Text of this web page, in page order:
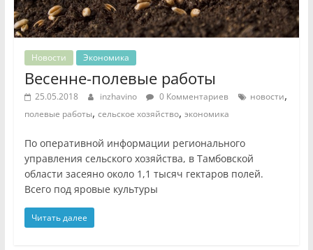
Новости Экономика
Весенне-полевые работы
25.05.2018 inzhavino 0 Комментариев новости,
полевые работы, сельское хозяйство, экономика
По оперативной информации регионального
управления сельского хозяйства, в Тамбовской
области засеяно около 1,1 тысяч гектаров полей.
Всего под яровые культуры
Читать далее